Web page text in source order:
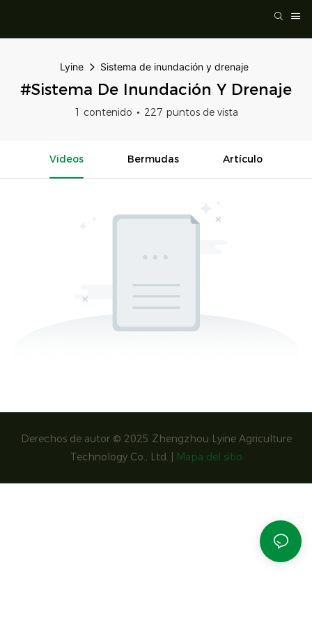
Lyine Sistema de inundación y drenaje
#Sistema De Inundación Y Drenaje
1 contenido 227 puntos de vista
Videos Bermudas Artículo
Derechos de autor © 2025 Zhengzhou Lyine Agriculture
Technology Co., Ltd. |
Mapa del sitio